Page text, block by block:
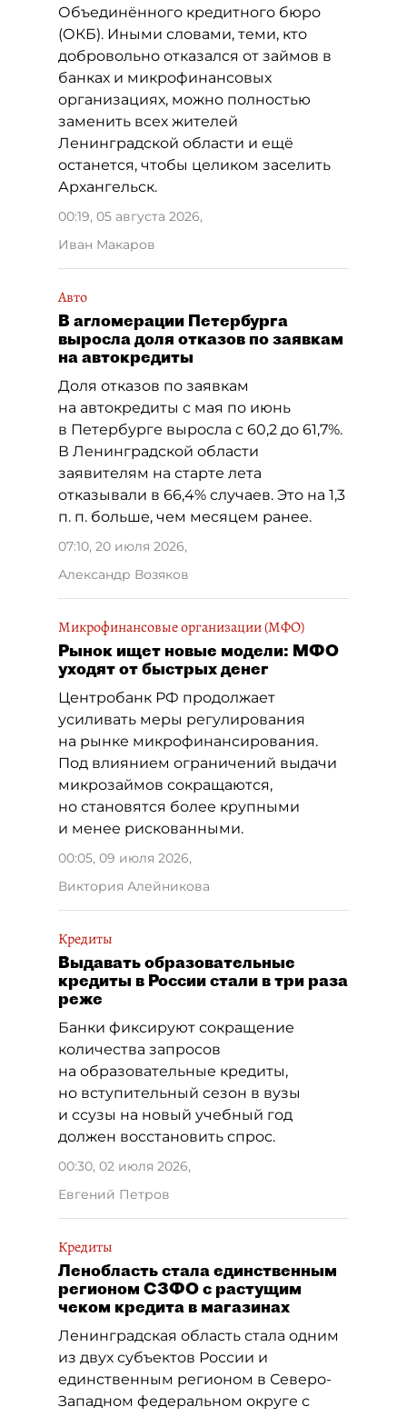
Объединённого кредитного бюро
(ОКБ). Иными словами, теми, кто
добровольно отказался от займов в
банках и микрофинансовых
организациях, можно полностью
заменить всех жителей
Ленинградской области и ещё
останется, чтобы целиком заселить
Архангельск.
00:19, 05 августа 2026,
Иван Макаров
Авто
В агломерации Петербурга
выросла доля отказов по заявкам
на автокредиты
Доля отказов по заявкам
на автокредиты с мая по июнь
в Петербурге выросла с 60,2 до 61,7%.
В Ленинградской области
заявителям на старте лета
отказывали в 66,4% случаев. Это на 1,3
п. п. больше, чем месяцем ранее.
07:10, 20 июля 2026,
Александр Возяков
Микрофинансовые организации (МФО)
Рынок ищет новые модели: МФО
уходят от быстрых денег
Центробанк РФ продолжает
усиливать меры регулирования
на рынке микрофинансирования.
Под влиянием ограничений выдачи
микрозаймов сокращаются,
но становятся более крупными
и менее рискованными.
00:05, 09 июля 2026,
Виктория Алейникова
Кредиты
Выдавать образовательные
кредиты в России стали в три раза
реже
Банки фиксируют сокращение
количества запросов
на образовательные кредиты,
но вступительный сезон в вузы
и ссузы на новый учебный год
должен восстановить спрос.
00:30, 02 июля 2026,
Евгений Петров
Кредиты
Ленобласть стала единственным
регионом СЗФО с растущим
чеком кредита в магазинах
Ленинградская область стала одним
из двух субъектов России и
единственным регионом в Северо-
Западном федеральном округе с